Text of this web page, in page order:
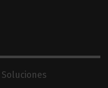
Soluciones